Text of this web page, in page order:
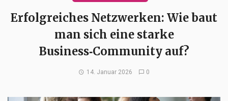
Erfolgreiches Netzwerken: Wie baut
man sich eine starke
Business‑Community auf?
14. Januar 2026 0